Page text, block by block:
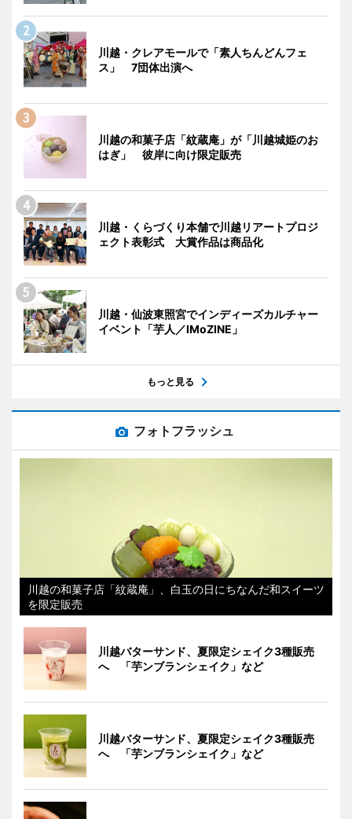
川越・クレアモールで「素人ちんどんフェ
ス」 7団体出演へ
川越の和菓子店「紋蔵庵」が「川越城姫のお
はぎ」 彼岸に向け限定販売
川越・くらづくり本舗で川越リアートプロジ
ェクト表彰式 大賞作品は商品化
川越・仙波東照宮でインディーズカルチャー
イベント「芋人／IMoZINE」
もっと見る
フォトフラッシュ
川越の和菓子店「紋蔵庵」、白玉の日にちなんだ和スイーツ
を限定販売
川越バターサンド、夏限定シェイク3種販売
へ 「芋ンブランシェイク」など
川越バターサンド、夏限定シェイク3種販売
へ 「芋ンブランシェイク」など